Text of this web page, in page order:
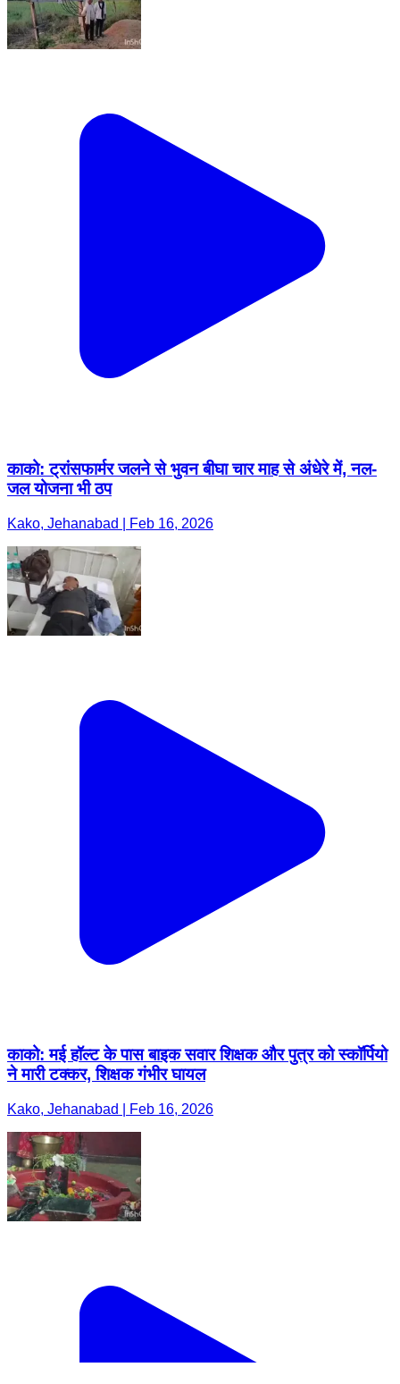
काको: ट्रांसफार्मर जलने से भुवन बीघा चार माह से अंधेरे में, नल-
जल योजना भी ठप
Kako, Jehanabad | Feb 16, 2026
काको: मई हॉल्ट के पास बाइक सवार शिक्षक और पुत्र को स्कॉर्पियो
ने मारी टक्कर, शिक्षक गंभीर घायल
Kako, Jehanabad | Feb 16, 2026